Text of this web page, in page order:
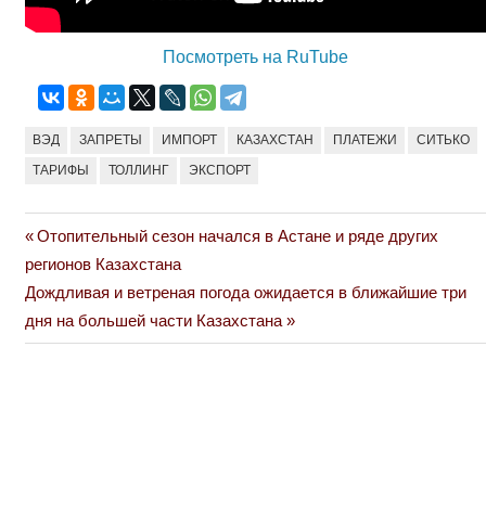
Посмотреть на RuTube
ВЭД ЗАПРЕТЫ ИМПОРТ КАЗАХСТАН ПЛАТЕЖИ СИТЬКО
ТАРИФЫ ТОЛЛИНГ ЭКСПОРТ
Навигация
по
записям
Previous
Post:
Отопительный сезон начался в Астане и ряде других
регионов Казахстана
Next
Post:
Дождливая и ветреная погода ожидается в ближайшие три
дня на большей части Казахстана